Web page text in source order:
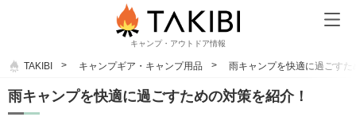
キャンプ・アウトドア情報
TAKIBI キャンプギア・キャンプ用品 雨キャンプを快適に過ごす
雨キャンプを快適に過ごすための対策を紹介！